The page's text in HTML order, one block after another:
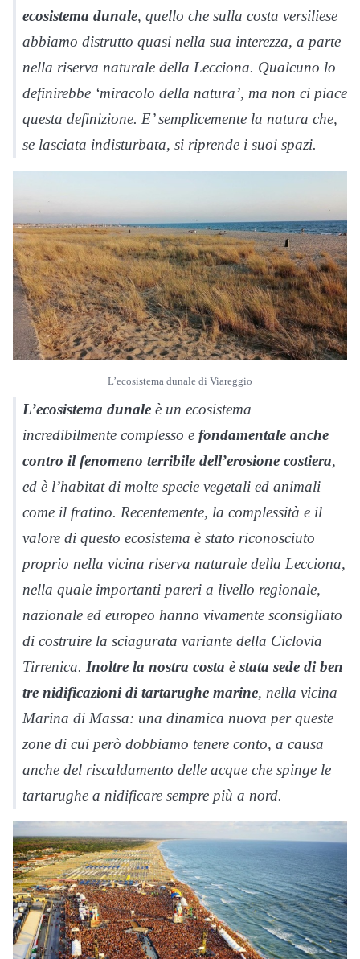
ecosistema dunale, quello che sulla costa versiliese
abbiamo distrutto quasi nella sua interezza, a parte
nella riserva naturale della Lecciona. Qualcuno lo
definirebbe ‘miracolo della natura’, ma non ci piace
questa definizione. E’ semplicemente la natura che,
se lasciata indisturbata, si riprende i suoi spazi.
L’ecosistema dunale di Viareggio
L’ecosistema dunale è un ecosistema
incredibilmente complesso e fondamentale anche
contro il fenomeno terribile dell’erosione costiera,
ed è l’habitat di molte specie vegetali ed animali
come il fratino. Recentemente, la complessità e il
valore di questo ecosistema è stato riconosciuto
proprio nella vicina riserva naturale della Lecciona,
nella quale importanti pareri a livello regionale,
nazionale ed europeo hanno vivamente sconsigliato
di costruire la sciagurata variante della Ciclovia
Tirrenica. Inoltre la nostra costa è stata sede di ben
tre nidificazioni di tartarughe marine, nella vicina
Marina di Massa: una dinamica nuova per queste
zone di cui però dobbiamo tenere conto, a causa
anche del riscaldamento delle acque che spinge le
tartarughe a nidificare sempre più a nord.